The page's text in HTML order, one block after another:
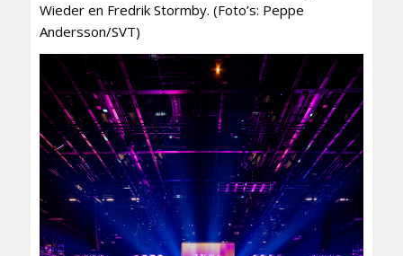
Wieder en Fredrik Stormby. (Foto’s: Peppe
Andersson/SVT)